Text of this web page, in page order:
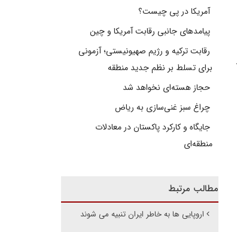
آمریکا در پی چیست؟
پیامدهای جانبی رقابت آمریکا و چین
رقابت ترکیه و رژیم صهیونیستی؛ آزمونی
برای تسلط بر نظم جدید منطقه
حجاز هسته‌ای نخواهد شد
چراغ سبز غنی‌سازی به ریاض
جایگاه و کارکرد پاکستان در معادلات
منطقه‌ای
مطالب مرتبط
اروپایی ها به خاطر ایران تنبیه می شوند